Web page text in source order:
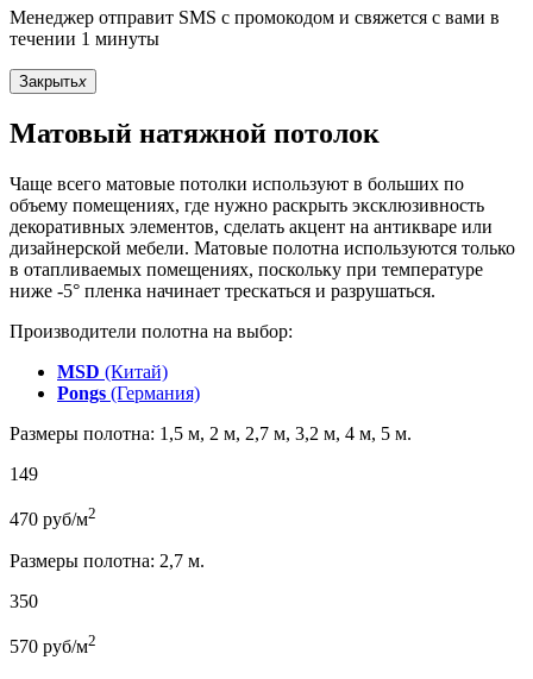
Менеджер отправит SMS с промокодом и свяжется с вами в
течении 1 минуты
Закрытьx
Матовый натяжной потолок
Чаще всего матовые потолки используют в больших по
объему помещениях, где нужно раскрыть эксклюзивность
декоративных элементов, сделать акцент на антикваре или
дизайнерской мебели. Матовые полотна используются только
в отапливаемых помещениях, поскольку при температуре
ниже -5° пленка начинает трескаться и разрушаться.
Производители полотна на выбор:
MSD (Китай)
Pongs (Германия)
Размеры полотна: 1,5 м, 2 м, 2,7 м, 3,2 м, 4 м, 5 м.
149
470 руб/м2
Размеры полотна: 2,7 м.
350
570 руб/м2